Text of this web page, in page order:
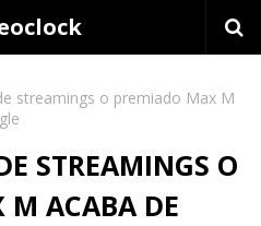
streamings o premiado Max M
STREAMINGS O
M ACABA DE